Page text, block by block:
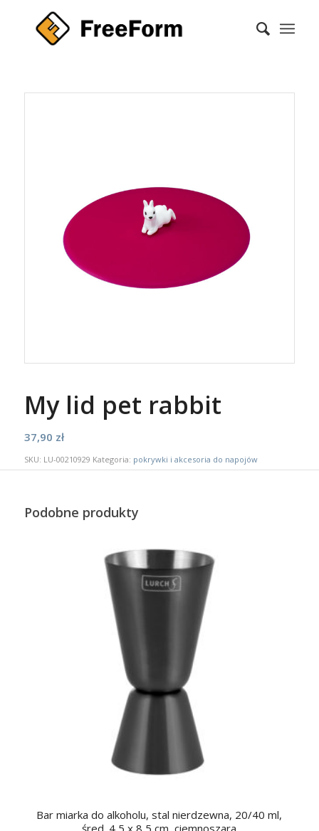
My lid pet rabbit
37,90 zł
SKU: LU-00210929 Kategoria: pokrywki i akcesoria do napojów
Podobne produkty
Bar miarka do alkoholu, stal nierdzewna, 20/40 ml,
śred. 4,5 x 8,5 cm, ciemnoszara